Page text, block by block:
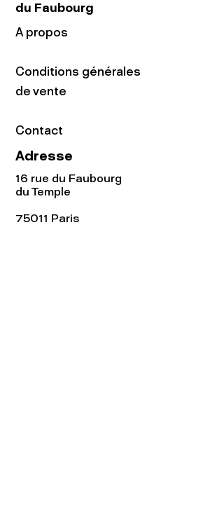
du Faubourg
A propos
Conditions générales
de vente
Contact
Adresse
16 rue du Faubourg
du Temple
75011 Paris